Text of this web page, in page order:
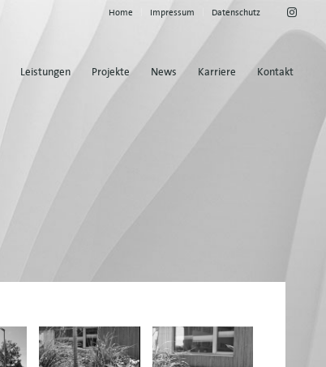
Home Impressum Datenschutz
Leistungen Projekte News Karriere Kontakt